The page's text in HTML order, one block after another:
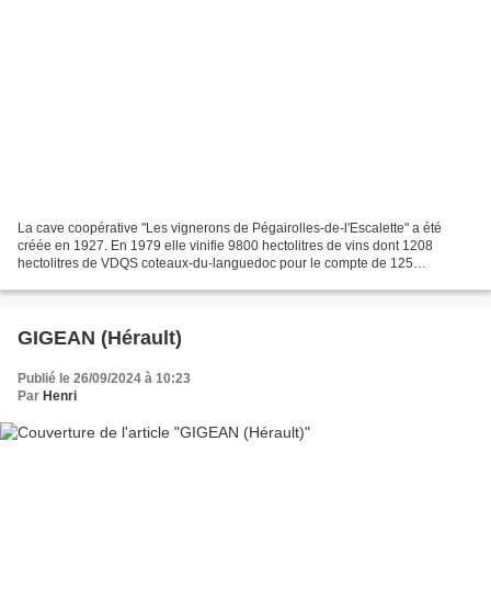
La cave coopérative "Les vignerons de Pégairolles-de-l'Escalette" a été
créée en 1927. En 1979 elle vinifie 9800 hectolitres de vins dont 1208
hectolitres de VDQS coteaux-du-languedoc pour le compte de 125
GIGEAN (Hérault)
Publié le 26/09/2024 à 10:23
Par Henri